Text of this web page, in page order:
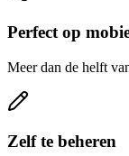
Perfect op
Meer dan de helft
Zelf te beheren